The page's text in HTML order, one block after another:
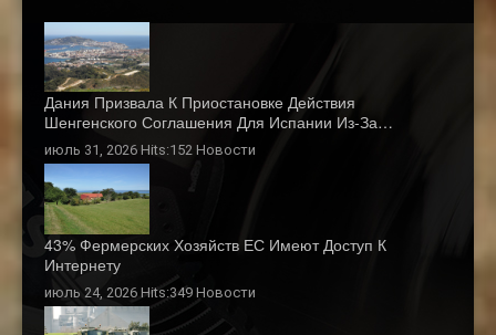
Дания Призвала К Приостановке Действия
Шенгенского Соглашения Для Испании Из-За…
июль 31, 2026 Hits:152 Новости
43% Фермерских Хозяйств ЕС Имеют Доступ К
Интернету
июль 24, 2026 Hits:349 Новости